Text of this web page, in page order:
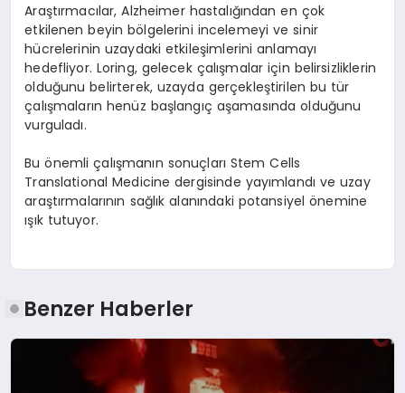
Araştırmacılar, Alzheimer hastalığından en çok
etkilenen beyin bölgelerini incelemeyi ve sinir
hücrelerinin uzaydaki etkileşimlerini anlamayı
hedefliyor. Loring, gelecek çalışmalar için belirsizliklerin
olduğunu belirterek, uzayda gerçekleştirilen bu tür
çalışmaların henüz başlangıç aşamasında olduğunu
vurguladı.
Bu önemli çalışmanın sonuçları Stem Cells
Translational Medicine dergisinde yayımlandı ve uzay
araştırmalarının sağlık alanındaki potansiyel önemine
ışık tutuyor.
Benzer Haberler